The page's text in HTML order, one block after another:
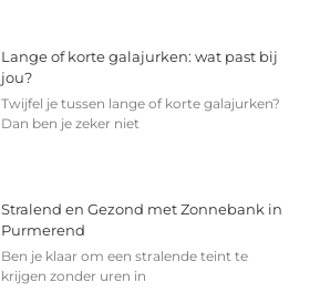
Lange of korte galajurken: wat past bij
jou?
Twijfel je tussen lange of korte galajurken?
Dan ben je zeker niet
Stralend en Gezond met Zonnebank in
Purmerend
Ben je klaar om een stralende teint te
krijgen zonder uren in